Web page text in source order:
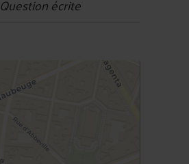
Question écrite